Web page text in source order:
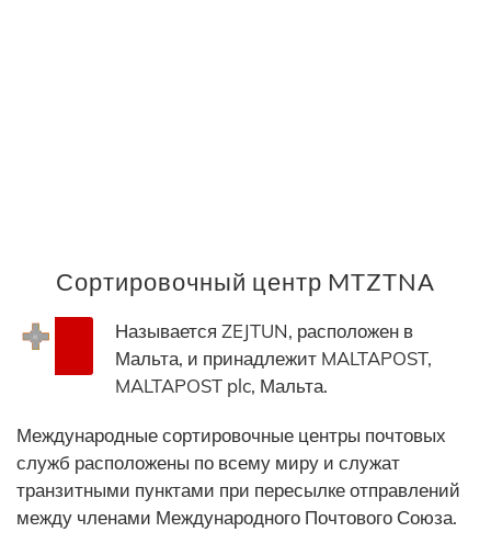
Сортировочный центр MTZTNA
Называется ZEJTUN, расположен в
Мальта, и принадлежит MALTAPOST,
MALTAPOST plc, Мальта.
Международные сортировочные центры почтовых
служб расположены по всему миру и служат
транзитными пунктами при пересылке отправлений
между членами Международного Почтового Союза.